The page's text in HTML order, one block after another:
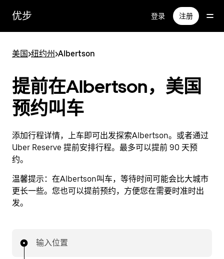
优步 登录 注册
美国>纽约州>Albertson
提前在Albertson，美国
预约叫车
添加行程详情，上车即可出发探索Albertson。或者通过
Uber Reserve 提前安排行程。最多可以提前 90 天预
约。
温馨提示： 在Albertson叫车，等待时间可能会比大城市
更长一些。您也可以提前预约，方便您在需要时准时出
发。
输入位置